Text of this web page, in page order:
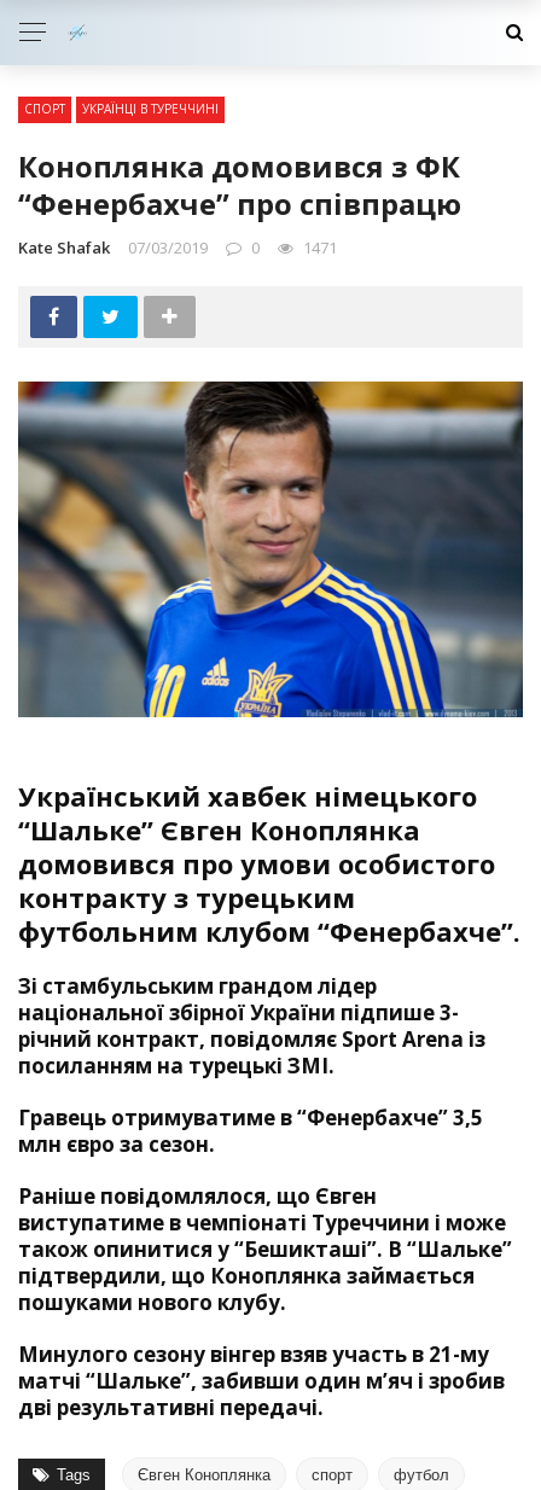
СПОРТ УКРАЇНЦІ В ТУРЕЧЧИНІ
Коноплянка домовився з ФК
“Фенербахче” про співпрацю
Kate Shafak 07/03/2019 0 1471
Український хавбек німецького
“Шальке” Євген Коноплянка
домовився про умови особистого
контракту з турецьким
футбольним клубом “Фенербахче”.
Зі стамбульським грандом лідер
національної збірної України підпише 3-
річний контракт, повідомляє Sport Arena із
посиланням на турецькі ЗМІ.
Гравець отримуватиме в “Фенербахче” 3,5
млн євро за сезон.
Раніше повідомлялося, що Євген
виступатиме в чемпіонаті Туреччини і може
також опинитися у “Бешикташі”. В “Шальке”
підтвердили, що Коноплянка займається
пошуками нового клубу.
Минулого сезону вінгер взяв участь в 21-му
матчі “Шальке”, забивши один м’яч і зробив
дві результативні передачі.
Tags Євген Коноплянка спорт футбол